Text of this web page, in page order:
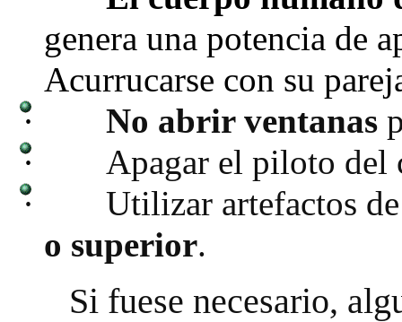
genera una potencia de
Acurrucarse con su
·
No abrir ventanas
·
Apagar el piloto del
·
Utilizar artefactos de
o superior.
Si fuese necesario,